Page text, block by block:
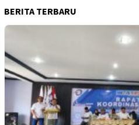
BERITA TERBARU